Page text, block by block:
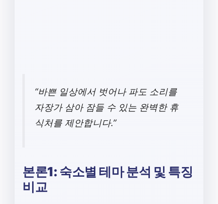
“바쁜 일상에서 벗어나 파도 소리를
자장가 삼아 잠들 수 있는 완벽한 휴
식처를 제안합니다.”
본론1: 숙소별 테마 분석 및 특징
비교